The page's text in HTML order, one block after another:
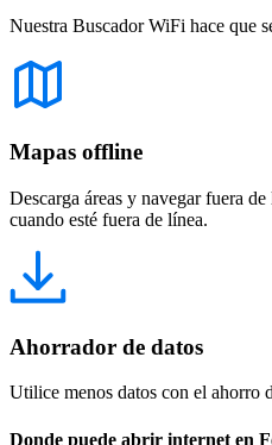
Nuestra Buscador WiFi hace que
Mapas offline
Descarga áreas y navegar fuera
cuando esté fuera de línea.
Ahorrador de datos
Utilice menos datos con el ahorro
Donde puede abrir internet en